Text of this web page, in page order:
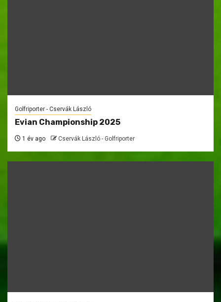
Golfriporter - Cservák László
Evian Championship 2025
1 év ago Cservák László - Golfriporter